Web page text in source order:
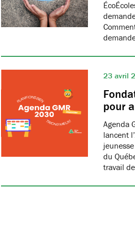
23 avril
pour
Agenda
lancent
du
travail